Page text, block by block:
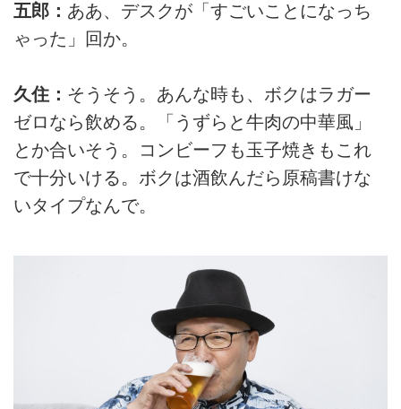
五郎： ああ、デスクが「すごいことになっち
ゃった」回か。
久住： そうそう。あんな時も、ボクはラガー
ゼロなら飲める。「うずらと牛肉の中華風」
とか合いそう。コンビーフも玉子焼きもこれ
で十分いける。ボクは酒飲んだら原稿書けな
いタイプなんで。